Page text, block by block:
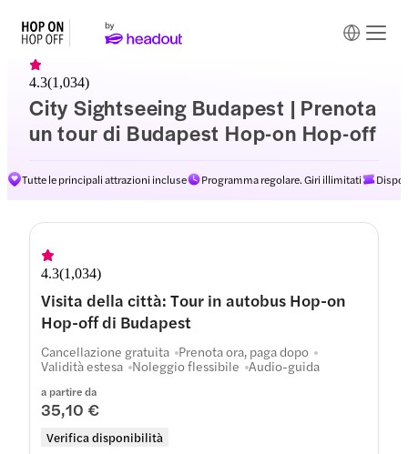
City Sightseeing Budapest | Prenota
un tour di Budapest Hop-on Hop-off
4.3(1,034)
Tutte le principali attrazioni incluse Programma regolare. Giri illimitati
Percorsi
4.3(1,034)
Visita della città: Tour in autobus Hop-on
Hop-off di Budapest
a partire da
35,10 €
Verifica disponibilità
Cancellazione gratuita Prenota ora, paga dopo
Validità estesa Noleggio flessibile Audio-guida